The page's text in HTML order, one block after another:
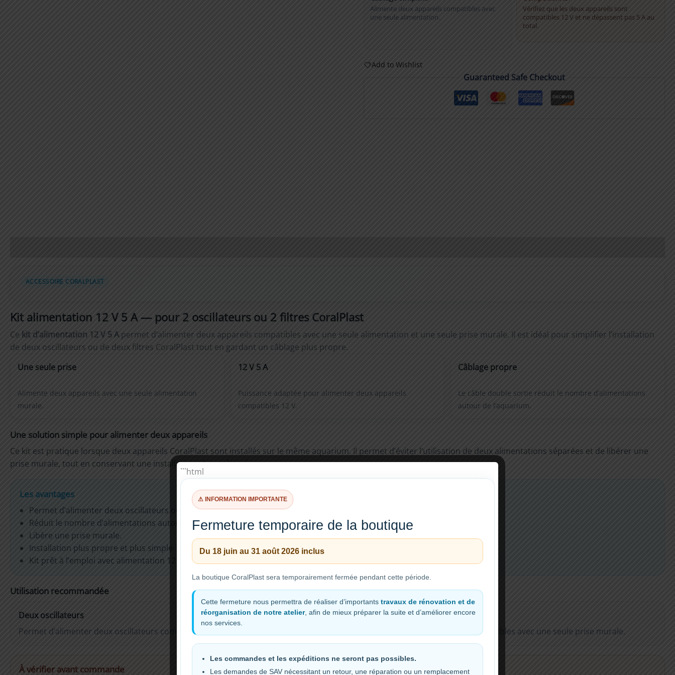
Alimente deux appareils compatibles avec
une seule alimentation.
Vérifiez que les deux appareils sont
compatibles 12 V et ne dépassent pas 5 A au
total.
Add to Wishlist
Guaranteed Safe Checkout
ACCESSOIRE CORALPLAST
Kit alimentation 12 V 5 A — pour 2 oscillateurs ou 2 filtres CoralPlast
Ce kit d’alimentation 12 V 5 Apermet d’alimenter deux appareils compatibles avec une seule alimentation et une seule prise murale. Il est idéal pour simplifier l’installation
de deux oscillateurs ou de deux filtres CoralPlast tout en gardant un câblage plus propre.
Une seule prise
Alimente deux appareils avec une seule alimentation
murale.
12 V 5 A
Puissance adaptée pour alimenter deux appareils
compatibles 12 V.
Câblage propre
Le câble double sortie réduit le nombre d’alimentations
autour de l’aquarium.
Une solution simple pour alimenter deux appareils
Ce kit est pratique lorsque deux appareils CoralPlast sont installés sur le même aquarium. Il permet d’éviter l’utilisation de deux alimentations séparées et de libérer une
prise murale, tout en conservant une installation plus ordonnée.
Les avantages
Permet d’alimenter deux oscillateurs ou deux filtres compatibles.
Réduit le nombre d’alimentations autour de l’aquarium.
Libère une prise murale.
Installation plus propre et plus simple.
Kit prêt à l’emploi avec alimentation 12 V 5 A et câble double sortie.
Utilisation recommandée
Deux oscillateurs
Permet d’alimenter deux oscillateurs compatibles avec une seule alimentation.
Deux filtres
Permet d’alimenter deux filtres compatibles avec une seule prise murale.
À vérifier avant commande
```html
⚠ INFORMATION IMPORTANTE
Fermeture temporaire de la boutique
Du 18 juin au 31 août 2026 inclus
La boutique CoralPlast sera temporairement fermée pendant cette période.
Cette fermeture nous permettra de réaliser d’importants travaux de rénovation et de
réorganisation de notre atelier, afin de mieux préparer la suite et d’améliorer encore
nos services.
Les commandes et les expéditions ne seront pas possibles.
Les demandes de SAV nécessitant un retour, une réparation ou un remplacement